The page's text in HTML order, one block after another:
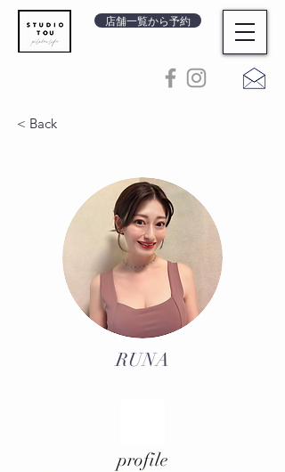
店舗一覧から予約
< Back
RUNA
​profile